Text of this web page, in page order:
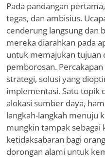
Pada pandangan
tegas, dan ambisius.
cenderung langsung dan
mereka diarahkan pada
untuk memajukan tujuan
pemborosan.
strategi, solusi yang
implementasi. Satu topik
alokasi sumber daya,
langkah-langkah menuju
mungkin tampak sebagai
ketidaksabaran bagi
dorongan alami untuk